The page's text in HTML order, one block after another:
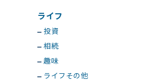
ライフ
投資
相続
趣味
ライフその他